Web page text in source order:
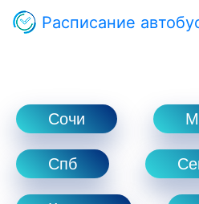
Расписание
Сочи
Спб